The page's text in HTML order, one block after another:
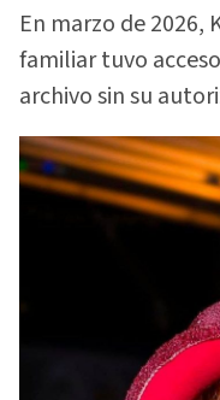
En marzo de 2026,
familiar tuvo
archivo sin su